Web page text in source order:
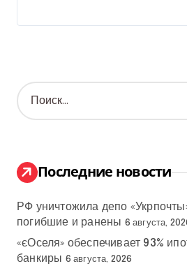
Н
а
:
Последние новости
РФ уничтожила депо
погибшие и ранены 6 августа,
«єОселя» обеспечивает 93%
банкиры 6 августа, 2026